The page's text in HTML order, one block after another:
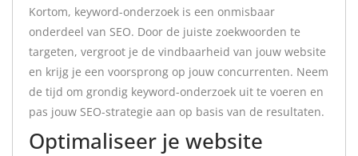
Kortom, keyword-onderzoek is een onmisbaar
onderdeel van SEO. Door de juiste zoekwoorden te
targeten, vergroot je de vindbaarheid van jouw website
en krijg je een voorsprong op jouw concurrenten. Neem
de tijd om grondig keyword-onderzoek uit te voeren en
pas jouw SEO-strategie aan op basis van de resultaten.
Optimaliseer je website